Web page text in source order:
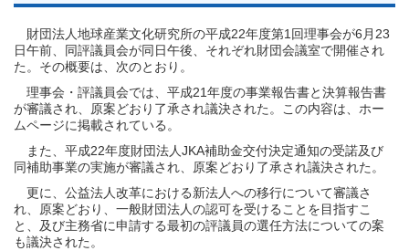
財団法人地球産業文化研究所の平成22年度第1回理事会が6月23
日午前、同評議員会が同日午後、それぞれ財団会議室で開催され
た。その概要は、次のとおり。
理事会・評議員会では、平成21年度の事業報告書と決算報告書
が審議され、原案どおり了承され議決された。この内容は、ホー
ムページに掲載されている。
また、平成22年度財団法人JKA補助金交付決定通知の受諾及び
同補助事業の実施が審議され、原案どおり了承され議決された。
更に、公益法人改革における新法人への移行について審議さ
れ、原案どおり、一般財団法人の認可を受けることを目指すこ
と、及び主務省に申請する最初の評議員の選任方法についての案
も議決された。